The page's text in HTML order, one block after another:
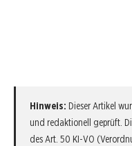
Hinweis: Dieser Artikel
und redaktionell geprüft.
des Art. 50 KI-VO